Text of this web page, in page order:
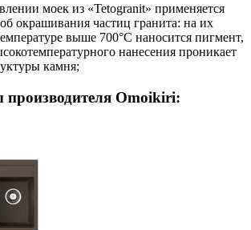
моек из «Tetogranit» применяется
окрашивания частиц гранита: на их
выше 700°С наносится пигмент,
нанесения проникает
камня;
производителя Omoikiri: